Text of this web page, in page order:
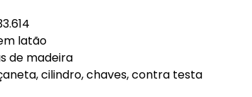
latão
de madeira
cilindro, chaves, contra testa